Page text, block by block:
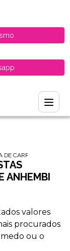
MOTORISTAS
DE CARRO PARA
ANHEMBI
valores
procurados
ou o